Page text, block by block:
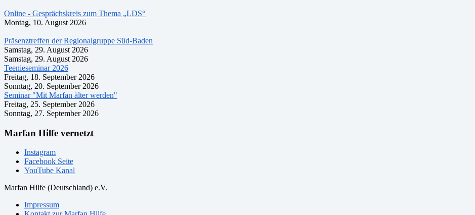
Online - Gesprächskreis zum Thema „LDS“
Montag, 10. August 2026
Präsenztreffen der Regionalgruppe Süd-Baden
Samstag, 29. August 2026
Samstag, 29. August 2026
Teenieseminar 2026
Freitag, 18. September 2026
Sonntag, 20. September 2026
Seminar "Mit Marfan älter werden"
Freitag, 25. September 2026
Sonntag, 27. September 2026
Marfan Hilfe vernetzt
Instagram
Facebook Seite
YouTube Kanal
Marfan Hilfe (Deutschland) e.V.
Impressum